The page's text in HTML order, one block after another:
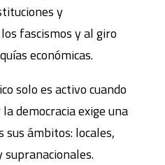
y
fascismos y al giro
económicas.
solo es activo cuando
democracia exige una
ámbitos: locales,
supranacionales.